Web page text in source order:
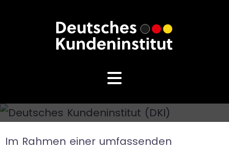
Im Rahmen einer umfassenden